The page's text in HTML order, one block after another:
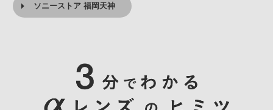
ソニーストア 福岡天神